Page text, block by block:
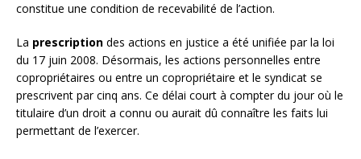
constitue une condition de recevabilité de l’action.
La prescription des actions en justice a été unifiée par la loi
du 17 juin 2008. Désormais, les actions personnelles entre
copropriétaires ou entre un copropriétaire et le syndicat se
prescrivent par cinq ans. Ce délai court à compter du jour où le
titulaire d’un droit a connu ou aurait dû connaître les faits lui
permettant de l’exercer.